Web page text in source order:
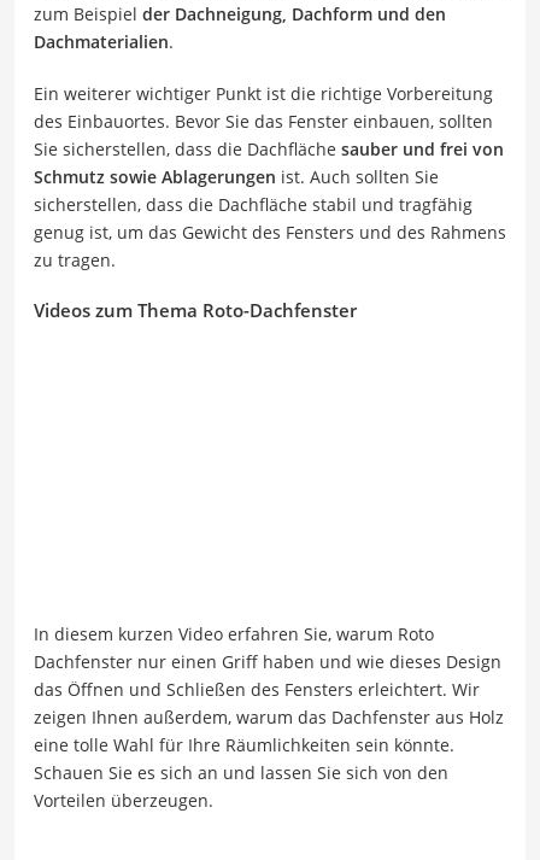
zum Beispiel der Dachneigung, Dachform und den
Dachmaterialien.
Ein weiterer wichtiger Punkt ist die richtige Vorbereitung
des Einbauortes. Bevor Sie das Fenster einbauen, sollten
Sie sicherstellen, dass die Dachfläche sauber und frei von
Schmutz sowie Ablagerungen ist. Auch sollten Sie
sicherstellen, dass die Dachfläche stabil und tragfähig
genug ist, um das Gewicht des Fensters und des Rahmens
zu tragen.
Videos zum Thema Roto-Dachfenster
In diesem kurzen Video erfahren Sie, warum Roto
Dachfenster nur einen Griff haben und wie dieses Design
das Öffnen und Schließen des Fensters erleichtert. Wir
zeigen Ihnen außerdem, warum das Dachfenster aus Holz
eine tolle Wahl für Ihre Räumlichkeiten sein könnte.
Schauen Sie es sich an und lassen Sie sich von den
Vorteilen überzeugen.